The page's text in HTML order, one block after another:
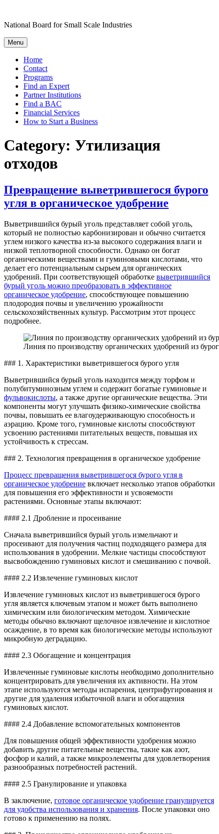
content
National Board for Small Scale Industries
Menu
Home
Contact
Programs
Find an Expert
Partner Institutions
Find a BAC
Financial Services
How to Start a Business
Category: Утилизация
отходов
Превращение выветрившегося бурого
угля в органическое удобрение
Выветрившийся бурый уголь представляет собой уголь,
который не полностью карбонизирован и обычно считается
углем низкого качества из-за высокого содержания влаги и
низкой теплотворной способности. Однако он богат
органическими веществами и гуминовыми кислотами, что
делает его потенциальным сырьем для органических
удобрений. При соответствующей обработке выветрившийся
бурый уголь можно преобразовать в эффективное
органическое удобрение, способствующее повышению
плодородия почвы и увеличению урожайности
сельскохозяйственных культур. Рассмотрим этот процесс
подробнее.
Линия по производству органических удобрений из
### 1. Характеристики выветрившегося бурого угля
Выветрившийся бурый уголь находится между торфом и
полубитуминозным углем и содержит богатые гуминовые и
фульвокислоты, а также другие органические вещества. Эти
компоненты могут улучшать физико-химические свойства
почвы, повышать ее влагоудерживающую способность и
аэрацию. Кроме того, гуминовые кислоты способствуют
усвоению растениями питательных веществ, повышая их
устойчивость к стрессам.
### 2. Технология превращения в органическое удобрение
Процесс превращения выветрившегося бурого угля в
органическое удобрение включает несколько этапов обработки
для повышения его эффективности и усвояемости
растениями. Основные этапы включают:
#### 2.1 Дробление и просеивание
Сначала выветрившийся бурый уголь измельчают и
просеивают для получения частиц подходящего размера для
использования в удобрении. Мелкие частицы способствуют
высвобождению гуминовых кислот и смешиванию с почвой.
#### 2.2 Извлечение гуминовых кислот
Извлечение гуминовых кислот из выветрившегося бурого
угля является ключевым этапом и может быть выполнено
химическим или биологическим методом. Химические
методы обычно включают щелочное извлечение и кислотное
осаждение, в то время как биологические методы используют
микробную деградацию.
#### 2.3 Обогащение и концентрация
Извлеченные гуминовые кислоты необходимо дополнительно
концентрировать для увеличения их активности. На этом
этапе используются методы испарения, центрифугирования и
другие для удаления избыточной влаги и обогащения
гуминовых кислот.
#### 2.4 Добавление вспомогательных компонентов
Для повышения общей эффективности удобрения можно
добавить другие питательные вещества, такие как азот,
фосфор и калий, а также микроэлементы для удовлетворения
разнообразных потребностей растений.
#### 2.5 Гранулирование и упаковка
В заключение, готовое органическое удобрение гранулируется
для удобства использования и хранения. После упаковки оно
готово к применению на полях.